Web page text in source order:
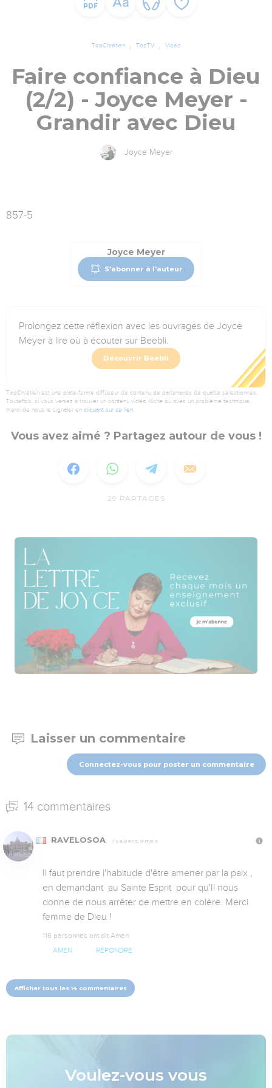
TopChrétien TopTV Vidéo
Faire confiance à Dieu
(2/2) - Joyce Meyer -
Grandir avec Dieu
Joyce Meyer
857-5
Joyce Meyer
S'abonner à l'auteur
Prolongez cette réflexion avec les ouvrages de Joyce
Meyer à lire où à écouter sur Beebli.
Découvrir Beebli
TopChrétien est une plate-forme diffuseur de contenu de partenaires de qualité sélectionnés.
Toutefois, si vous veniez à trouver un contenu vidéo illicite ou avec un problème technique,
merci de nous le signaler en cliquant sur ce lien.
Vous avez aimé ? Partagez autour de vous !
29 PARTAGES
Laisser un commentaire
Connectez-vous pour poster un commentaire
14 commentaires
RAVELOSOA Il y a 9 ans, 9 mois
Il faut prendre l'habitude d'être amener par la paix ,
en demandant  au Sainte Esprit  pour qu'Il nous
donne de nous arrêter de mettre en colère. Merci
femme de Dieu !
116 personnes ont dit Amen
AMEN RÉPONDRE
Afficher tous les 14 commentaires
Voulez-vous vous